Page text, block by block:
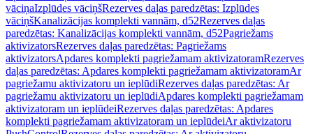
vāciņaIzplūdes vāciņšRezerves daļas paredzētas: Izplūdes
vāciņšKanalizācijas komplekti vannām, d52Rezerves daļas
paredzētas: Kanalizācijas komplekti vannām, d52Pagriežams
aktivizatorsRezerves daļas paredzētas: Pagriežams
aktivizatorsApdares komplekti pagriežamam aktivizatoramRezerves
daļas paredzētas: Apdares komplekti pagriežamam aktivizatoramAr
pagriežamu aktivizatoru un ieplūdiRezerves daļas paredzētas: Ar
pagriežamu aktivizatoru un ieplūdiApdares komplekti pagriežamam
aktivizatoram un ieplūdeiRezerves daļas paredzētas: Apdares
komplekti pagriežamam aktivizatoram un ieplūdeiAr aktivizatoru